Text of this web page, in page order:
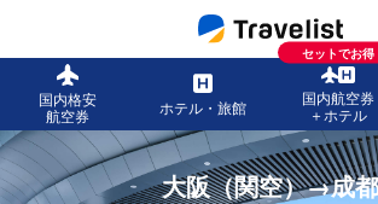
国内格安
航空券
ホテル・旅館
セットでお得
国内航空券
＋ホテル
大阪（関空）→成都